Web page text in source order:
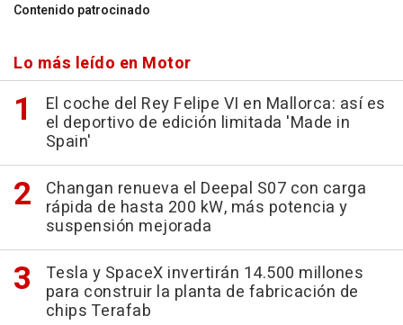
Contenido patrocinado
Lo más leído en Motor
El coche del Rey Felipe VI en Mallorca: así es
el deportivo de edición limitada 'Made in
Spain'
Changan renueva el Deepal S07 con carga
rápida de hasta 200 kW, más potencia y
suspensión mejorada
Tesla y SpaceX invertirán 14.500 millones
para construir la planta de fabricación de
chips Terafab